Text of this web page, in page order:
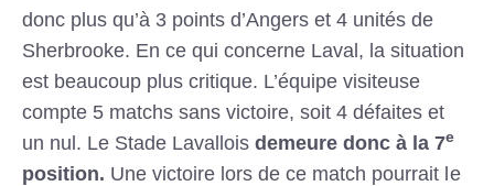
donc plus qu’à 3 points d’Angers et 4 unités de
Sherbrooke. En ce qui concerne Laval, la situation
est beaucoup plus critique. L’équipe visiteuse
compte 5 matchs sans victoire, soit 4 défaites et
un nul. Le Stade Lavalloisdemeure donc à la 7e
position. Une victoire lors de ce match pourrait le